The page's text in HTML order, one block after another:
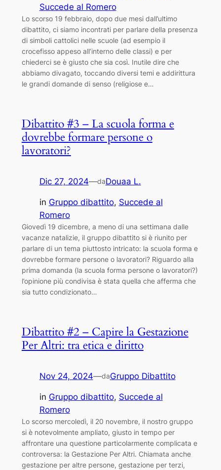
Succede al Romero
Lo scorso 19 febbraio, dopo due mesi dall’ultimo
dibattito, ci siamo incontrati per parlare della presenza
di simboli cattolici nelle scuole (ad esempio il
crocefisso appeso all’interno delle classi) e per
chiederci se è giusto che sia così. Inutile dire che
abbiamo divagato, toccando diversi temi e addirittura
le grandi domande di senso (religiose e…
Dibattito #3 – La scuola forma e
dovrebbe formare persone o
lavoratori?
Dic 27, 2024—daDouaa L.
in Gruppo dibattito, Succede al
Romero
Giovedì 19 dicembre, a meno di una settimana dalle
vacanze natalizie, il gruppo dibattito si è riunito per
parlare di un tema piuttosto intricato: la scuola forma e
dovrebbe formare persone o lavoratori? Riguardo alla
prima domanda (la scuola forma persone o lavoratori?)
l’opinione più condivisa è stata quella che afferma che
sia tutto condizionato…
Dibattito #2 – Capire la Gestazione
Per Altri: tra etica e diritto
Nov 24, 2024—daGruppo Dibattito
in Gruppo dibattito, Succede al
Romero
Lo scorso mercoledì, il 20 novembre, il nostro gruppo
si è notevolmente ampliato, giusto in tempo per
affrontare una questione particolarmente complicata e
controversa: la Gestazione Per Altri. Chiamata anche
gestazione per altre persone, gestazione per terzi,